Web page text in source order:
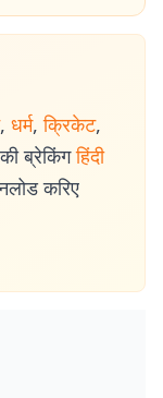
, धर्म, क्रिकेट,
ब्रेकिंग हिंदी
करिए